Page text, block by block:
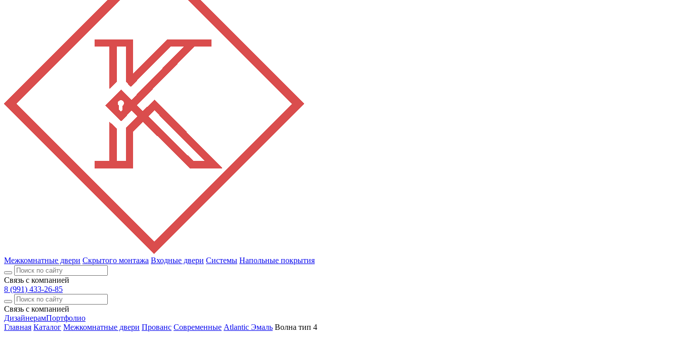
Межкомнатные двери Скрытого монтажа Входные двери Системы Напольные покрытия
Связь с компанией
8 (991) 433-26-85
Связь с компанией
ДизайнерамПортфолио
Главная Каталог Межкомнатные двери Прованс Современные Atlantic Эмаль Волна тип 4